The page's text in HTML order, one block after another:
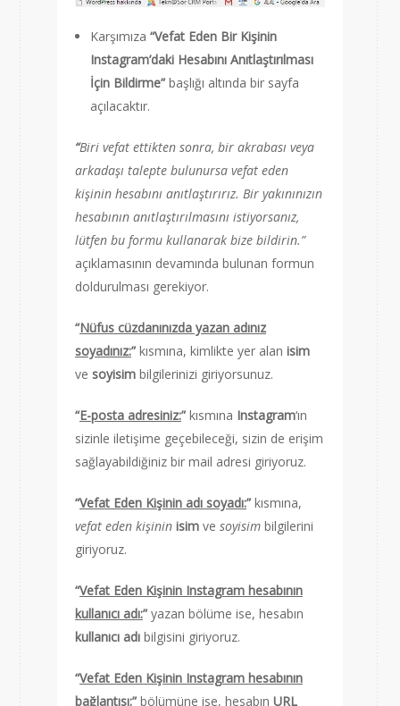
Karşımıza “Vefat Eden Bir Kişinin
Instagram’daki Hesabını Anıtlaştırılması
İçin Bildirme” başlığı altında bir sayfa
açılacaktır.
“Biri vefat ettikten sonra, bir akrabası veya
arkadaşı talepte bulunursa vefat eden
kişinin hesabını anıtlaştırırız. Bir yakınınızın
hesabının anıtlaştırılmasını istiyorsanız,
lütfen bu formu kullanarak bize bildirin.”
açıklamasının devamında bulunan formun
doldurulması gerekiyor.
“Nüfus cüzdanınızda yazan adınız
soyadınız:” kısmına, kimlikte yer alan isim
ve soyisim bilgilerinizi giriyorsunuz.
“E-posta adresiniz:” kısmına Instagram‘ın
sizinle iletişime geçebileceği, sizin de erişim
sağlayabildiğiniz bir mail adresi giriyoruz.
“Vefat Eden Kişinin adı soyadı:” kısmına,
vefat eden kişinin isim ve soyisim bilgilerini
giriyoruz.
“Vefat Eden Kişinin Instagram hesabının
kullanıcı adı:” yazan bölüme ise, hesabın
kullanıcı adı bilgisini giriyoruz.
“Vefat Eden Kişinin Instagram hesabının
bağlantısı:” bölümüne ise, hesabın URL